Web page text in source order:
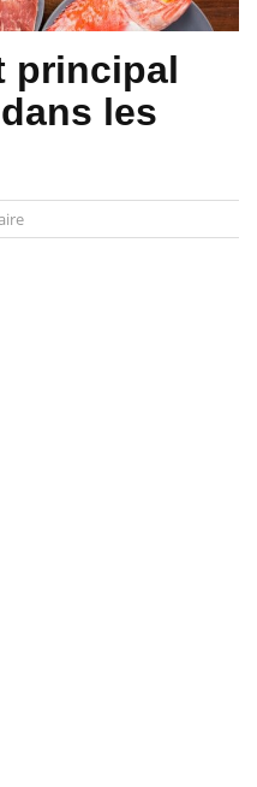
principal
les